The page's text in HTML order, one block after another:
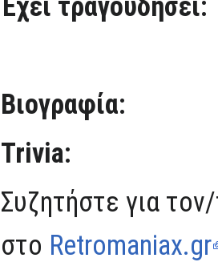
Βιογραφία:
Trivia:
Συζητήστε για
στο Retromaniax.gr